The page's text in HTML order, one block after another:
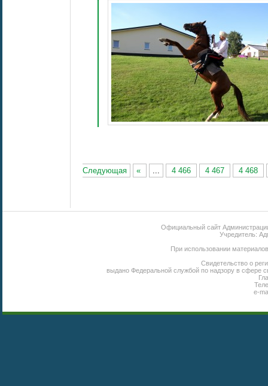
Следующая « ... 4 466 4 467 4 468
Официальный сайт
Учредитель:
При использовании
Свидетельство о
выдано Федеральной службой по надзору в сфере
e-